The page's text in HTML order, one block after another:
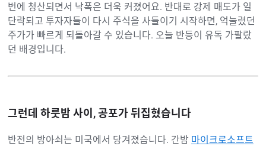
번에 청산되면서 낙폭은 더욱 커졌어요. 반대로 강제 매도가 일
단락되고 투자자들이 다시 주식을 사들이기 시작하면, 억눌렸던
주가가 빠르게 되돌아갈 수 있습니다. 오늘 반등이 유독 가팔랐
던 배경입니다.
그런데 하룻밤 사이, 공포가 뒤집혔습니다
반전의 방아쇠는 미국에서 당겨졌습니다. 간밤 마이크로소프트